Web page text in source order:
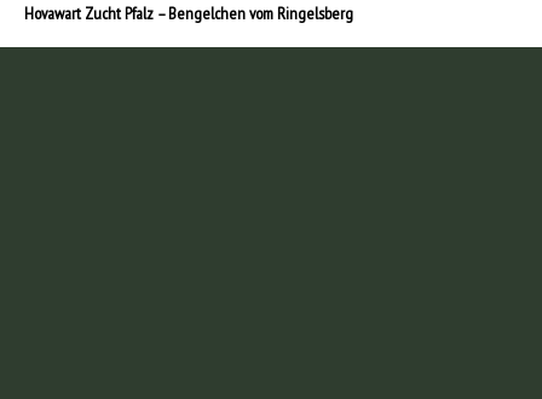
Hovawart Zucht Pfalz – Bengelchen vom Ringelsberg